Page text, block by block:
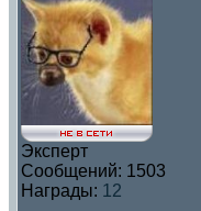
Эксперт
Сообщений: 1503
Награды: 12